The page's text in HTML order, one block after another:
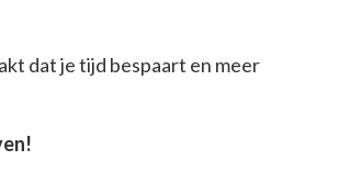
dat je tijd bespaart en meer